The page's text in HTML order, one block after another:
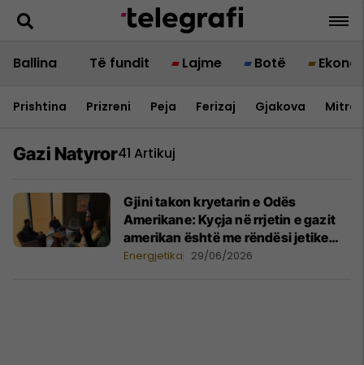
Ballina Të fundit Lajme Botë
Prishtina Prizreni Peja Ferizaj Gjakova
Gazi Natyror41 Artikuj
Gjini takon kryetarin e Odës
Amerikane: Kyçja në rrjetin e gazit
amerikan është me rëndësi jetike
për vendin
Energjetika 29/06/2026